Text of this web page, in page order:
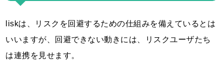
liskは、リスクを回避するための仕組みを備えているとは
いいますが、回避できない動きには、リスクユーザたち
は連携を見せます。